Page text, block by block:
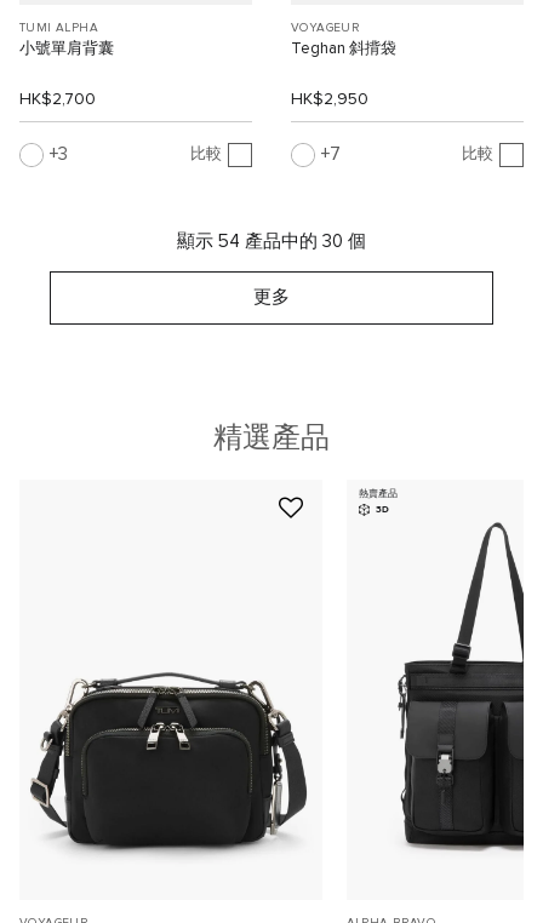
TUMI ALPHA
小號單肩背囊
HK$2,700
3 比較
VOYAGEUR
Teghan 斜揹袋
HK$2,950
7 比較
顯示 54 產品中的 30 個
更多
精選產品
熱賣產品
3D